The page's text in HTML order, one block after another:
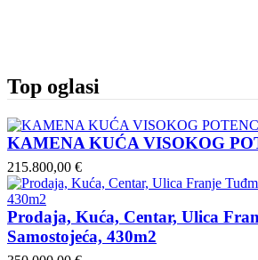
Top oglasi
KAMENA KUĆA VISOKOG
215.800,00 €
Prodaja, Kuća, Centar, Ulica
Samostojeća, 430m2